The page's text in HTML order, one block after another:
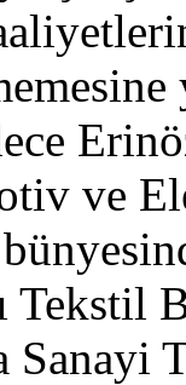
ve
Tekstil
Sanayi